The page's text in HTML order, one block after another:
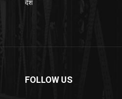
देश
FOLLOW US